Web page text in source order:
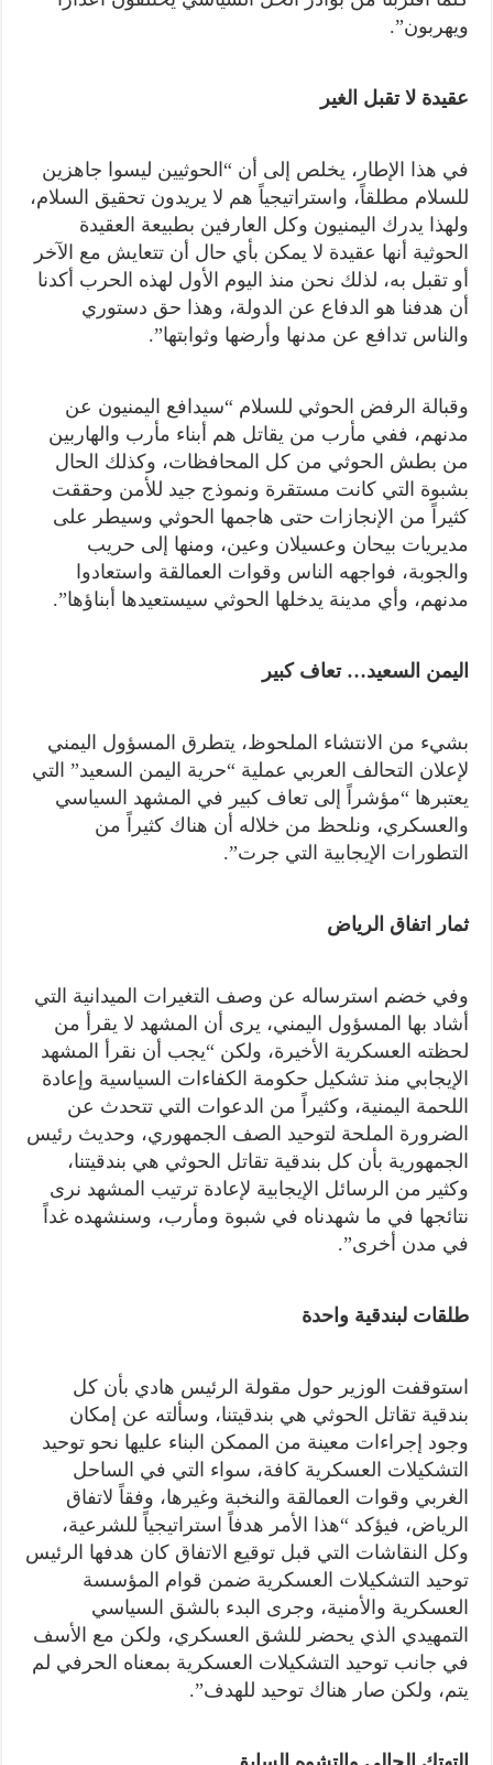
ويهربون”.
عقيدة لا تقبل الغير
في هذا الإطار، يخلص إلى أن “الحوثيين ليسوا جاهزين
للسلام مطلقاً، واستراتيجياً هم لا يريدون تحقيق السلام،
ولهذا يدرك اليمنيون وكل العارفين بطبيعة العقيدة
الحوثية أنها عقيدة لا يمكن بأي حال أن تتعايش مع الآخر
أو تقبل به، لذلك نحن منذ اليوم الأول لهذه الحرب أكدنا
أن هدفنا هو الدفاع عن الدولة، وهذا حق دستوري
والناس تدافع عن مدنها وأرضها وثوابتها”.
وقبالة الرفض الحوثي للسلام “سيدافع اليمنيون عن
مدنهم، ففي مأرب من يقاتل هم أبناء مأرب والهاربين
من بطش الحوثي من كل المحافظات، وكذلك الحال
بشبوة التي كانت مستقرة ونموذج جيد للأمن وحققت
كثيراً من الإنجازات حتى هاجمها الحوثي وسيطر على
مديريات بيحان وعسيلان وعين، ومنها إلى حريب
والجوبة، فواجهه الناس وقوات العمالقة واستعادوا
مدنهم، وأي مدينة يدخلها الحوثي سيستعيدها أبناؤها”.
اليمن السعيد… تعاف كبير
بشيء من الانتشاء الملحوظ، يتطرق المسؤول اليمني
لإعلان التحالف العربي عملية “حرية اليمن السعيد” التي
يعتبرها “مؤشراً إلى تعاف كبير في المشهد السياسي
والعسكري، ونلحظ من خلاله أن هناك كثيراً من
التطورات الإيجابية التي جرت”.
ثمار اتفاق الرياض
وفي خضم استرساله عن وصف التغيرات الميدانية التي
أشاد بها المسؤول اليمني، يرى أن المشهد لا يقرأ من
لحظته العسكرية الأخيرة، ولكن “يجب أن نقرأ المشهد
الإيجابي منذ تشكيل حكومة الكفاءات السياسية وإعادة
اللحمة اليمنية، وكثيراً من الدعوات التي تتحدث عن
الضرورة الملحة لتوحيد الصف الجمهوري، وحديث رئيس
الجمهورية بأن كل بندقية تقاتل الحوثي هي بندقيتنا،
وكثير من الرسائل الإيجابية لإعادة ترتيب المشهد نرى
نتائجها في ما شهدناه في شبوة ومأرب، وسنشهده غداً
في مدن أخرى”.
طلقات لبندقية واحدة
استوقفت الوزير حول مقولة الرئيس هادي بأن كل
بندقية تقاتل الحوثي هي بندقيتنا، وسألته عن إمكان
وجود إجراءات معينة من الممكن البناء عليها نحو توحيد
التشكيلات العسكرية كافة، سواء التي في الساحل
الغربي وقوات العمالقة والنخبة وغيرها، وفقاً لاتفاق
الرياض، فيؤكد “هذا الأمر هدفاً استراتيجياً للشرعية،
وكل النقاشات التي قبل توقيع الاتفاق كان هدفها الرئيس
توحيد التشكيلات العسكرية ضمن قوام المؤسسة
العسكرية والأمنية، وجرى البدء بالشق السياسي
التمهيدي الذي يحضر للشق العسكري، ولكن مع الأسف
في جانب توحيد التشكيلات العسكرية بمعناه الحرفي لم
يتم، ولكن صار هناك توحيد للهدف”.